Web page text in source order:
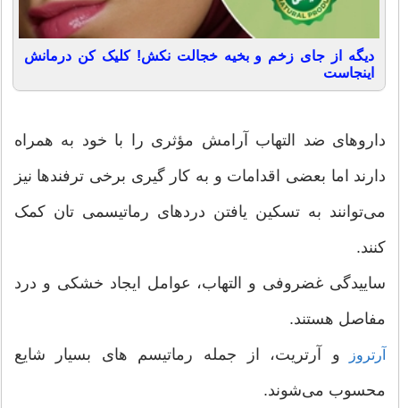
دیگه از جای زخم و بخیه خجالت نکش! کلیک کن درمانش
اینجاست
داروهای ضد التهاب آرامش مؤثری را با خود به همراه
دارند اما بعضی اقدامات و به کار گیری برخی ترفندها نیز
می‌توانند به تسکین یافتن دردهای رماتیسمی تان کمک
کنند.
ساییدگی غضروفی و التهاب، عوامل ایجاد خشکی و درد
مفاصل هستند.
آرتروز و آرتریت، از جمله رماتیسم های بسیار شایع
محسوب می‌شوند.